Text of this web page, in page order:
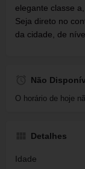
elegante classe
Seja direto no
da cidade, de
Não
O horário de hoje
Detalhes
Idade